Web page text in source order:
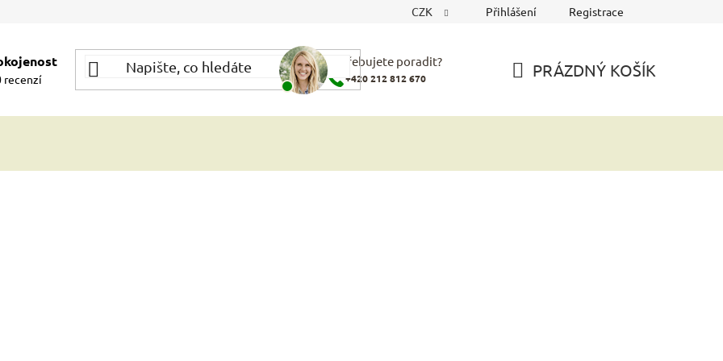
CZK Přihlášení Registrace
recenzí
Potřebujete poradit?
+420 212 812 670 PRÁZDNÝ KOŠÍK